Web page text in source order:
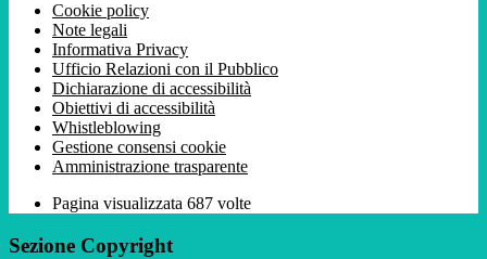
Cookie policy
Note legali
Informativa Privacy
Ufficio Relazioni con il Pubblico
Dichiarazione di accessibilità
Obiettivi di accessibilità
Whistleblowing
Gestione consensi cookie
Amministrazione trasparente
Pagina visualizzata 687 volte
Sezione Copyright